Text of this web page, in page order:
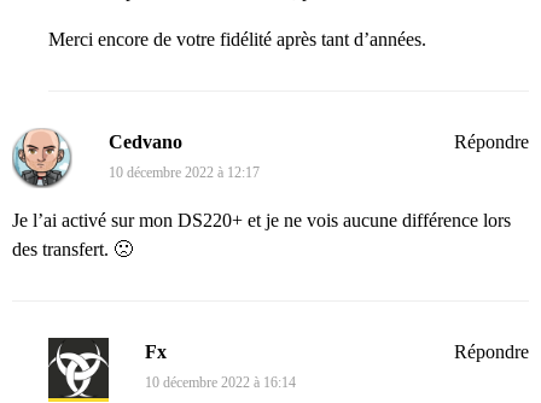
Merci encore de votre fidélité après tant d’années.
Cedvano
10 décembre 2022 à 12:17
Je l’ai activé sur mon DS220+ et je ne vois aucune différence lors
des transfert. 🙁
Répondre
Fx
10 décembre 2022 à 16:14
Répondre